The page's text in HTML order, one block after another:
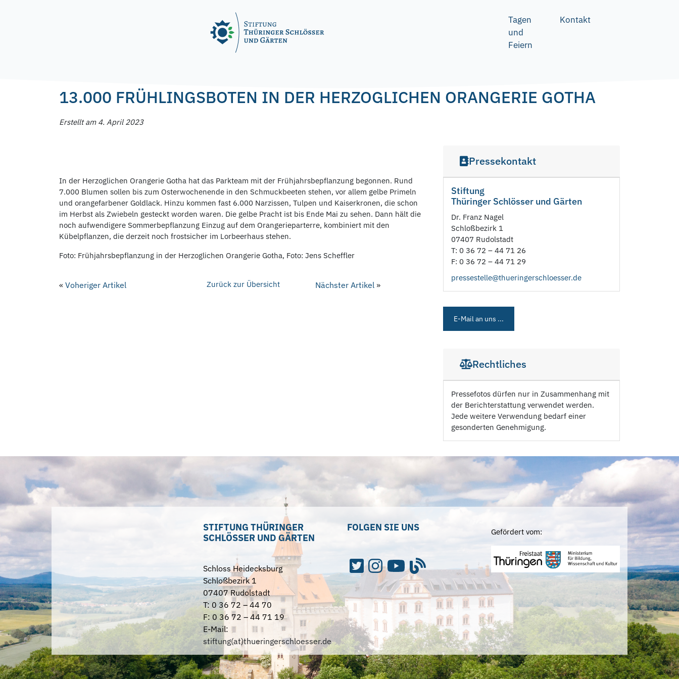
Tagen
und
Feiern
Kontakt
13.000 FRÜHLINGSBOTEN IN DER HERZOGLICHEN ORANGERIE GOTHA
Erstellt am 4. April 2023
In der Herzoglichen Orangerie Gotha hat das Parkteam mit der Frühjahrsbepflanzung begonnen. Rund
7.000 Blumen sollen bis zum Osterwochenende in den Schmuckbeeten stehen, vor allem gelbe Primeln
und orangefarbener Goldlack. Hinzu kommen fast 6.000 Narzissen, Tulpen und Kaiserkronen, die schon
im Herbst als Zwiebeln gesteckt worden waren. Die gelbe Pracht ist bis Ende Mai zu sehen. Dann hält die
noch aufwendigere Sommerbepflanzung Einzug auf dem Orangerieparterre, kombiniert mit den
Kübelpflanzen, die derzeit noch frostsicher im Lorbeerhaus stehen.
Foto: Frühjahrsbepflanzung in der Herzoglichen Orangerie Gotha, Foto: Jens Scheffler
« Voheriger Artikel Zurück zur Übersicht Nächster Artikel»
Pressekontakt
Stiftung
Thüringer Schlösser und Gärten
Dr. Franz Nagel
Schloßbezirk 1
07407 Rudolstadt
T: 0 36 72 – 44 71 26
F: 0 36 72 – 44 71 29
pressestelle@thueringerschloesser.de
E-Mail an uns ...
Rechtliches
Pressefotos dürfen nur in Zusammenhang mit
der Berichterstattung verwendet werden.
Jede weitere Verwendung bedarf einer
gesonderten Genehmigung.
STIFTUNG THÜRINGER
SCHLÖSSER UND GÄRTEN
Schloss Heidecksburg
Schloßbezirk 1
07407 Rudolstadt
T: 0 36 72 – 44 70
F: 0 36 72 – 44 71 19
E-Mail:
stiftung(at)thueringerschloesser.de
FOLGEN SIE UNS Gefördert vom: